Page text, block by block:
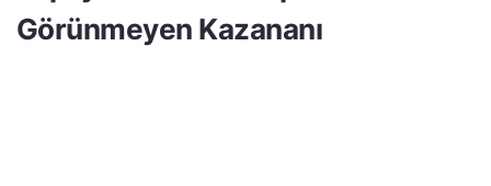
Görünmeyen Kazananı